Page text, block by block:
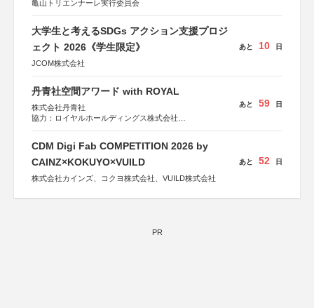
亀山トリエンナーレ実行委員会
大学生と考えるSDGs アクション支援プロジ
ェクト 2026《学生限定》
JCOM株式会社
あと 10 日
丹青社空間アワード with ROYAL
株式会社丹青社
協力：ロイヤルホールディングス株式会社
あと 59 日
CDM Digi Fab COMPETITION 2026 by
CAINZ×KOKUYO×VUILD
株式会社カインズ、コクヨ株式会社、VUILD株式会社
あと 52 日
PR